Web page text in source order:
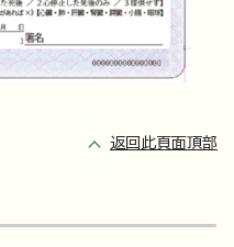
返回此頁面頂部